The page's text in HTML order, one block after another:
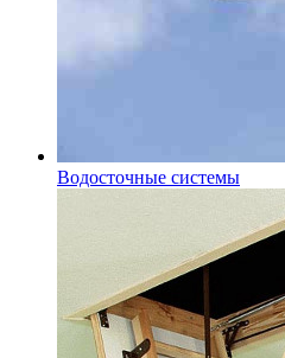
Водосточные системы